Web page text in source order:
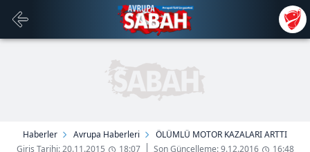
Haberler Avrupa Haberleri
ÖLÜMLÜ MOTOR KAZALARI ARTTI
Giriş Tarihi: 20.11.2015
18:07 Son Güncelleme: 9.12.2016 16:48